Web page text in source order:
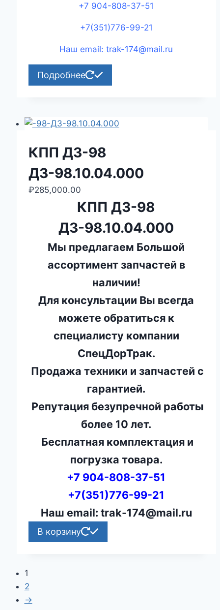
+7 904-808-37-51
+7(351)776-99-21
Наш email: trak-174@mail.ru
Подробнее
КПП ДЗ-98
ДЗ-98.10.04.000
₽285,000.00
КПП ДЗ-98
ДЗ-98.10.04.000
Мы предлагаем Большой
ассортимент запчастей в
наличии!
Для консультации Вы всегда
можете обратиться к
специалисту компании
СпецДорТрак.
Продажа техники и запчастей с
гарантией.
Репутация безупречной работы
более 10 лет.
Бесплатная комплектация и
погрузка товара.
+7 904-808-37-51
+7(351)776-99-21
Наш email: trak-174@mail.ru
В корзину
1
2
→